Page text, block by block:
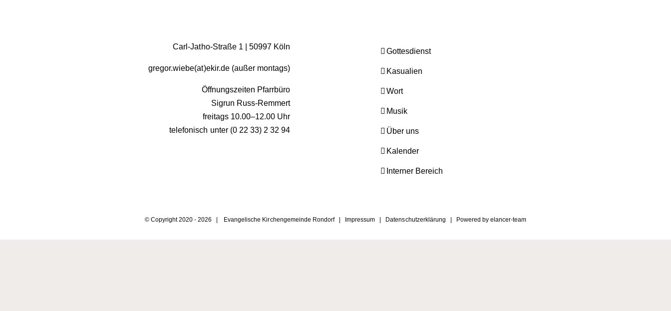
Carl-Jatho-Straße 1 | 50997 Köln
gregor.wiebe(at)ekir.de (außer montags)
Öffnungszeiten Pfarrbüro
Sigrun Russ-Remmert
freitags 10.00–12.00 Uhr
telefonisch unter (0 22 33) 2 32 94
Gottesdienst
Kasualien
Wort
Musik
Über uns
Kalender
Interner Bereich
© Copyright 2020 - 2026 | Evangelische Kirchengemeinde Rondorf | Impressum Datenschutzerklärung | Powered byelancer-team